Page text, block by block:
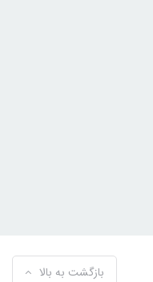
بازگشت به بالا